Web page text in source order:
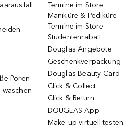
Poren
Termine im Store
Maniküre & Pediküre
Termine im Store
Studentenrabatt
Douglas Angebote
Geschenkverpackung
Douglas Beauty Card
Click & Collect
Click & Return
DOUGLAS App
Make-up virtuell testen